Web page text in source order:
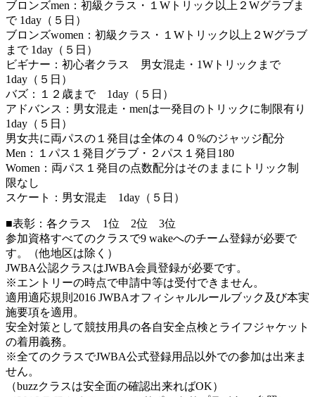
ブロンズmen：初級クラス・１Wトリック以上２Wグラブま
で 1day（５日）
ブロンズwomen：初級クラス・１Wトリック以上２Wグラブ
まで 1day（５日）
ビギナー：初心者クラス 男女混走・1Wトリックまで
1day（５日）
バズ：１２歳まで 1day（５日）
アドバンス：男女混走・menは一発目のトリックに制限有り
1day（５日）
男女共に両パスの１発目は全体の４０%のジャッジ配分
Men：１パス１発目グラブ・２パス１発目180
Women：両パス１発目の点数配分はそのままにトリック制
限なし
スケート：男女混走 1day（５日）
■表彰：各クラス 1位 2位 3位
参加資格すべてのクラスで9 wakeへのチーム登録が必要で
す。（他地区は除く）
JWBA公認クラスはJWBA会員登録が必要です。
※エントリーの時点で申請中等は受付できません。
適用適応規則2016 JWBAオフィシャルルールブック及び本実
施要項を適用。
安全対策として競技用具の各自安全点検とライフジャケット
の着用義務。
※全てのクラスでJWBA公式登録用品以外での参加は出来ま
せん。
（buzzクラスは安全面の確認出来ればOK）